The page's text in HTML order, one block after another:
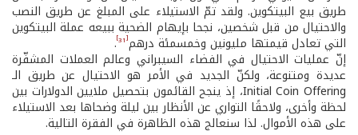
طريق بيع البيتكوين. ولقد تمّ الاستيلاء على المبلغ عن طريق النصب
والاحتيال من قبل شخصين، نجحا بإيهام الضحية ببيعه عملة البيتكوين
التي تعادل قيمتها مليونين وخمسمئة درهم[
31]
.
إنّ عمليات الاحتيال في الفضاء السيبراني وعالم العملات المشفّرة
عديدة ومتنوعة، ولكنّ الجديد في الأمر هو الاحتيال عن طريق الـ
Initial Coin Offering، إذ ينجح القائمون بتحصيل ملايين الدولارات بين
لحظة وأخرى، ولاحقًا التواري عن الأنظار بين ليلة وضحاها بعد الاستيلاء
على هذه الأموال. لذا سنعالج هذه الظاهرة في الفقرة التالية.